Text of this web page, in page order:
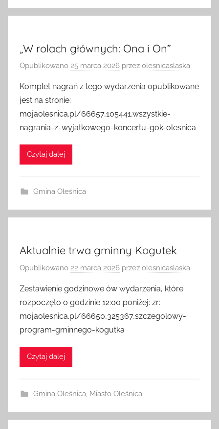
„W rolach głównych: Ona i On”
Opublikowano 25 marca 2026 przez olesnicaslaska
Komplet nagrań z tego wydarzenia opublikowane
jest na stronie:
mojaolesnica.pl/66657,105441,wszystkie-
nagrania-z-wyjatkowego-koncertu-gok-olesnica
Czytaj dalej
Gmina Oleśnica
Aktualnie trwa gminny Kogutek
Opublikowano 22 marca 2026 przez olesnicaslaska
Zestawienie godzinowe ów wydarzenia, które
rozpoczęto o godzinie 12:00 poniżej: zr:
mojaolesnica.pl/66650,325367,szczegolowy-
program-gminnego-kogutka
Czytaj dalej
Gmina Oleśnica, Miasto Oleśnica